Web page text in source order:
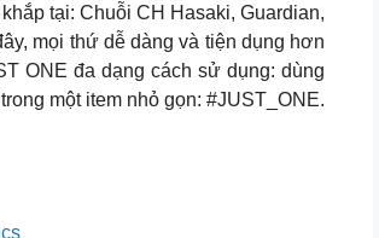
tại: Chuỗi CH Hasaki, Guardian,
mọi thứ dễ dàng và tiện dụng hơn
ONE đa dạng cách sử dụng: dùng
một item nhỏ gọn: #JUST_ONE.